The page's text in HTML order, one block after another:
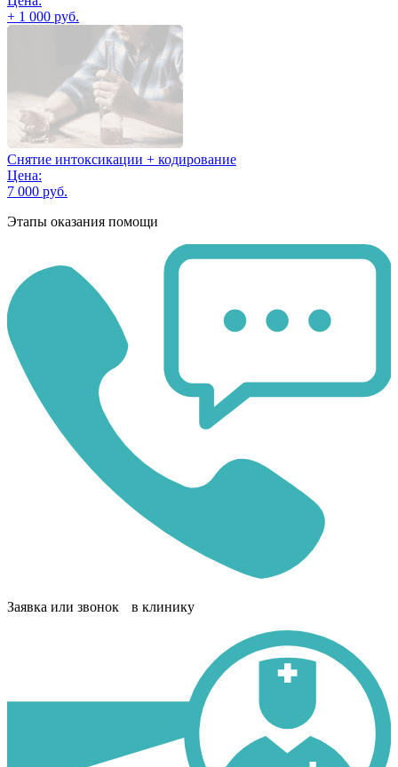
+ 1 000 руб.
Снятие интоксикации + кодирование
Цена:
7 000 руб.
Этапы оказания помощи
Заявка или звонок в клинику